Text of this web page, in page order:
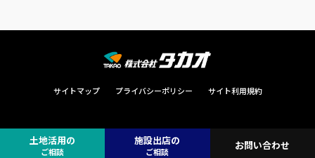
サイトマップ プライバシーポリシー サイト利用規約
Copyright © TAKAO All Rights Reserved.
土地活用の
ご相談
施設出店の
ご相談
お問い合わせ